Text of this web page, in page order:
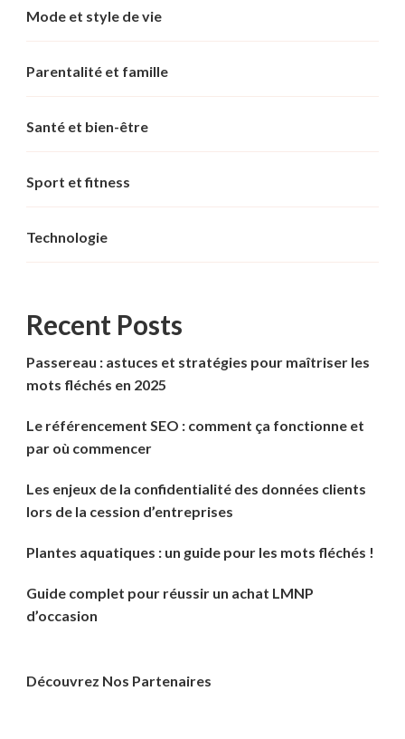
Mode et style de vie
Parentalité et famille
Santé et bien-être
Sport et fitness
Technologie
Recent Posts
Passereau : astuces et stratégies pour maîtriser les
mots fléchés en 2025
Le référencement SEO : comment ça fonctionne et
par où commencer
Les enjeux de la confidentialité des données clients
lors de la cession d’entreprises
Plantes aquatiques : un guide pour les mots fléchés !
Guide complet pour réussir un achat LMNP
d’occasion
Découvrez Nos Partenaires